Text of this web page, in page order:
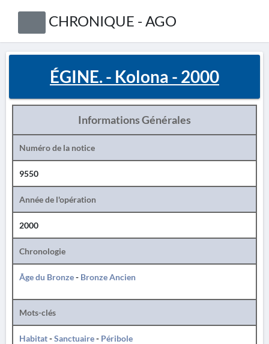
CHRONIQUE - AGO
ÉGINE. - Kolona - 2000
Informations Générales
Numéro de la notice
9550
Année de l'opération
2000
Chronologie
Âge du Bronze- Bronze Ancien
Mots-clés
Habitat-Sanctuaire- Péribole